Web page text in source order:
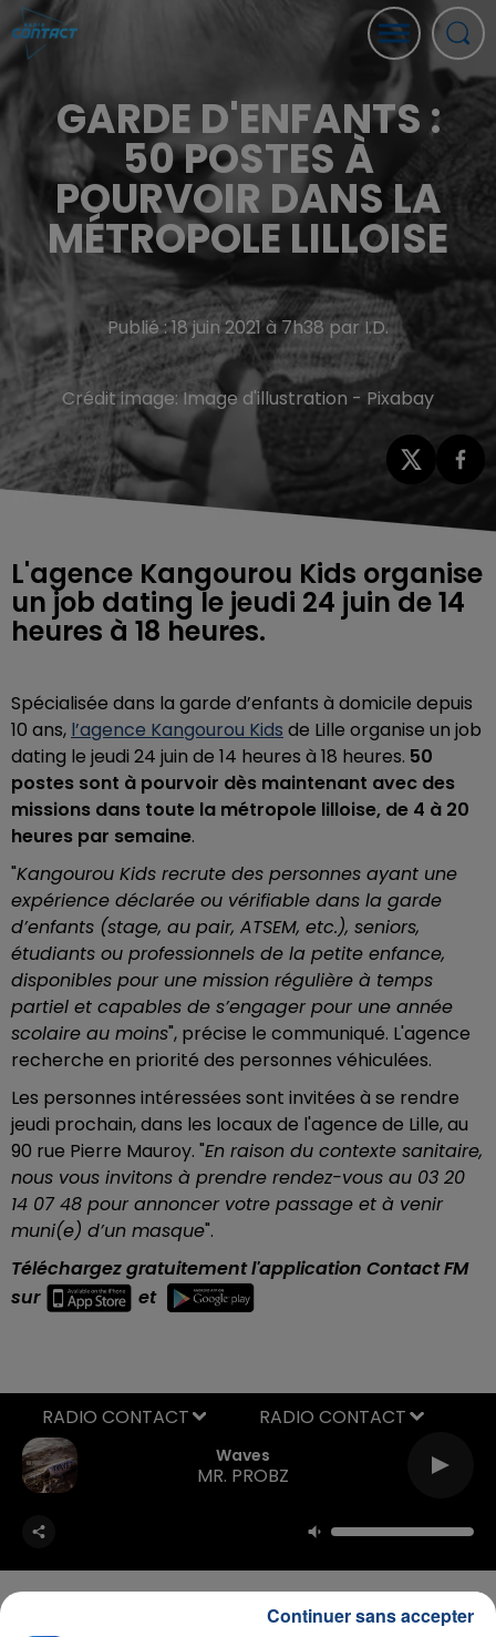
GARDE D'ENFANTS :
50 POSTES À
POURVOIR DANS LA
MÉTROPOLE LILLOISE
Publié : 18 juin 2021 à 7h38 par I.D.
Crédit image:Image d'illustration - Pixabay
L'agence Kangourou Kids organise
un job dating le jeudi 24 juin de 14
heures à 18 heures.
Spécialisée dans la garde d’enfants à domicile depuis
10 ans, l’agence Kangourou Kids de Lille organise un job
dating le jeudi 24 juin de 14 heures à 18 heures. 50
postes sont à pourvoir dès maintenant avec des
missions dans toute la métropole lilloise, de 4 à 20
heures par semaine.
"Kangourou Kids recrute des personnes ayant une
expérience déclarée ou vérifiable dans la garde
d’enfants (stage, au pair, ATSEM, etc.), seniors,
étudiants ou professionnels de la petite enfance,
disponibles pour une mission régulière à temps
partiel et capables de s’engager pour une année
scolaire au moins", précise le communiqué. L'agence
recherche en priorité des personnes véhiculées.
Les personnes intéressées sont invitées à se rendre
jeudi prochain, dans les locaux de l'agence de Lille, au
90 rue Pierre Mauroy. "En raison du contexte sanitaire,
nous vous invitons à prendre rendez-vous au 03 20
14 07 48 pour annoncer votre passage et à venir
muni(e) d’un masque".
Téléchargez gratuitement l'application Contact FM
sur
et
Waves
MR. PROBZ
RADIO CONTACT
Continuer sans accepter